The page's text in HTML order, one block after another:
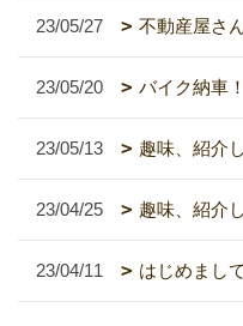
23/05/27 不動産屋さ
23/05/20 バイク納車！
23/05/13 趣味、紹介
23/04/25 趣味、紹介
23/04/11 はじめまし